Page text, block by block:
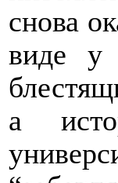
снова
виде у
а